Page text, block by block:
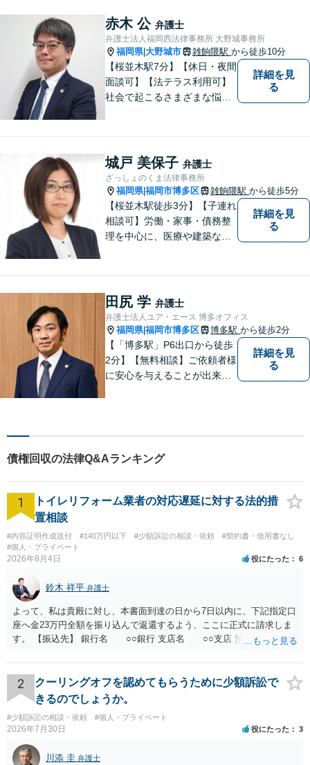
赤木 公 弁護士
弁護士法人福岡西法律事務所 大野城事務所
福岡県|大野城市 雑餉隈駅 から徒歩10分
【桜並木駅7分】【休日・夜間
面談可】【法テラス利用可】
社会で起こるさまざまな悩み
す。 困りごとやご相談があり
ましたら、どうぞお気軽にお
声がけください。
詳細を見
る
城戸 美保子 弁護士
ざっしょのくま法律事務所
福岡県|福岡市博多区 雑餉隈駅 から徒歩5分
【桜並木駅徒歩3分】【子連れ
相談可】労働・家事・債務整
理を中心に、医療や建築など
も、早めにお越しいただい
て、一緒に解決を目指しまし
ょう。
詳細を見
る
田尻 学 弁護士
弁護士法人ユア・エース 博多オフィス
福岡県|福岡市博多区 博多駅 から徒歩2分
【「博多駅」P6出口から徒歩
2分】【無料相談】ご依頼者様
に安心を与えることが出来る
いただくために、これからも
研鑽を積んでいきたいと考え
ております。
詳細を見
る
債権回収の法律Q&Aランキング
1
トイレリフォーム業者の対応遅延に対する法的措
置相談
#内容証明作成送付 #140万円以下 #少額訴訟の相談・依頼
#契約書・借用書なし
#個人・プライベート
2026年8月4日 役にたった 6
鈴木 祥平 弁護士
よって、私は貴殿に対し、本書面到達の日から7日以内に、下記指定口
座へ金23万円全額を振り込んで返還するよう、ここに正式に請求しま
す。 【振込先】 銀行名 ○○銀行 支店名 ○○支店 預金種別 普通
されない場合には、貴殿には任意に返金する意思がないものと判断
し、やむを得ず、返還金23万円及びこれに対する遅延損害金の支払い
を求める民事訴訟、支払督促その他必要な法的手続を直ちに講じま
す。 その際には、訴訟に要する費用その他法令上認められる金員につ
いても併せて請求する予定ですので、あらかじめ申し添えます。 本件
は、貴殿自らが契約を解約したことによって生じた返還義務の履行を
求めるものにすぎません。貴殿の仕入先との取引関係や返金時期など
の内部事情は、私に対する返還義務の発生や履行時期には何ら影響を
2
クーリングオフを認めてもらうために少額訴訟で
きるのでしょうか。
#少額訴訟の相談・依頼 #個人・プライベート
2026年7月30日 役にたった 3
川添 圭 弁護士